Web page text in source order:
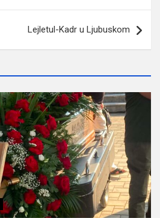
Lejletul-Kadr u Ljubuskom